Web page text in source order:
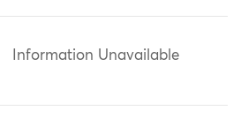
Information Unavailable